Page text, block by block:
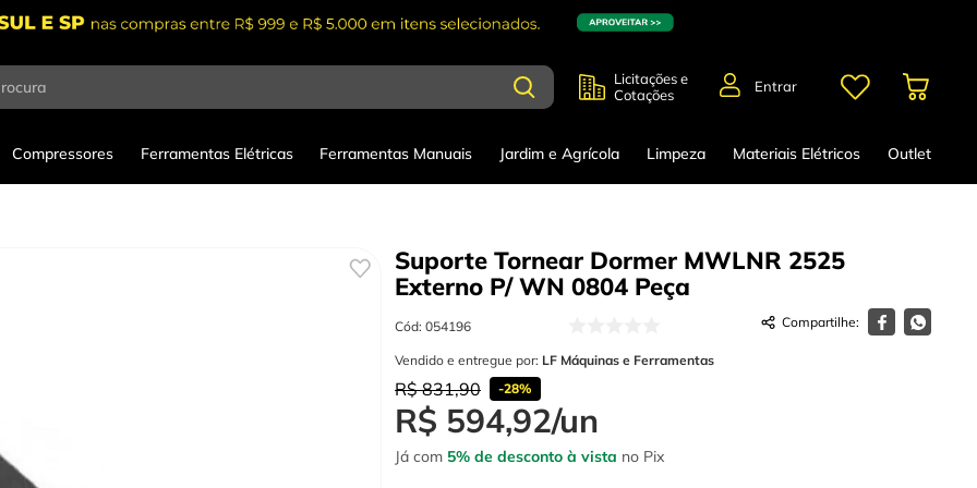
Licitações e
Cotações
Entrar
Compressores Ferramentas Elétricas Ferramentas Manuais Jardim e Agrícola Limpeza Materiais Elétricos Outlet
Suporte Tornear Dormer MWLNR 2525
Externo P/ WN 0804 Peça
Cód: 054196
Vendido e entregue por: LF Máquinas e Ferramentas
R$ 831,90 -28%
R$ 594,92/un
Já com 5% de desconto à vista no Pix